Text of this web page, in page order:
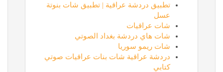
تطبيق دردشة عراقية | تطبيق شات بنوتة
عسل
شات عراقيات
شات هاي دردشة بغداد الصوتي
شات ريمو سوريا
دردشة عراقية شات بنات عراقيات صوتي
كتابي